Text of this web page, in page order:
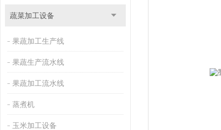
蔬菜加工设备
果蔬加工生产线
果蔬生产流水线
果蔬加工流水线
蒸煮机
玉米加工设备